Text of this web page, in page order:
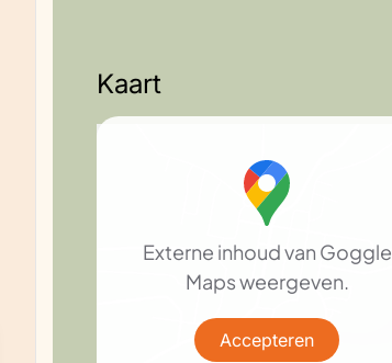
Kaart
Externe inhoud van Goggle
Maps weergeven.
Accepteren